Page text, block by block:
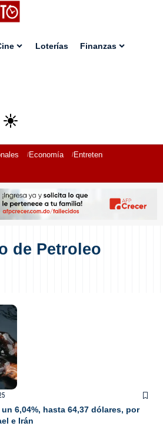
Loterías Finanzas
Economía Entretenimiento
de Petroleo
6,04%, hasta 64,37 dólares, por
e Irán